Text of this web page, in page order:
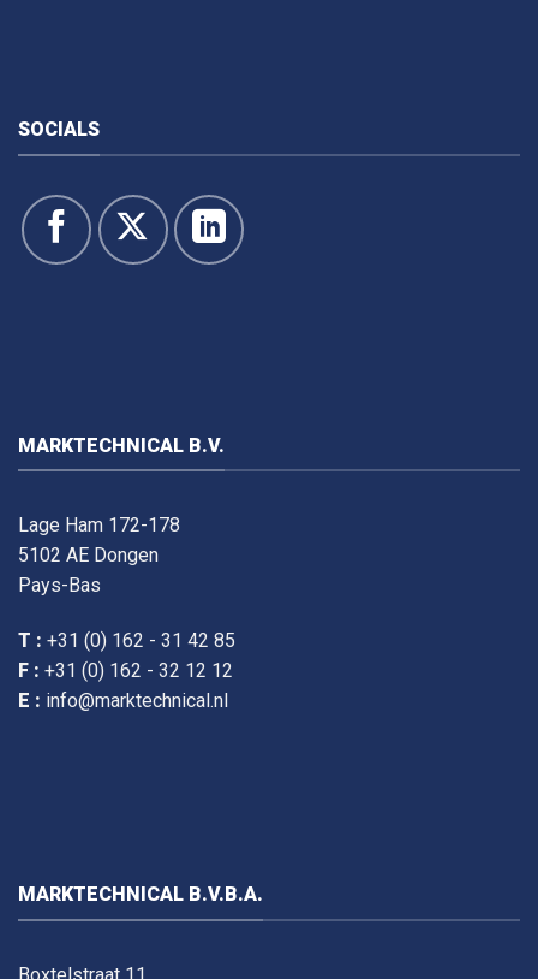
SOCIALS
MARKTECHNICAL B.V.
Lage Ham 172-178
5102 AE Dongen
Pays-Bas
T : +31 (0) 162 - 31 42 85
F : +31 (0) 162 - 32 12 12
E : info@marktechnical.nl
MARKTECHNICAL B.V.B.A.
Boxtelstraat 11